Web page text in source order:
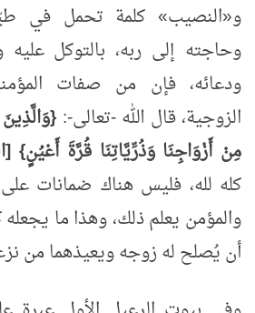
و«النصيب» كلمة تحمل في
وحاجته إلى ربه، بالتوكل عليه
ودعائه، فإن من صفات
الزوجية، قال الله -تعالى-:
مِنْ أَزْوَاجِنَا وَذُرِّيَّاتِنَا قُرَّةَ أَعْيُنٍ}
كله لله، فليس هناك ضمانات
والمؤمن يعلم ذلك، وهذا ما يجعله
أن يُصلح له زوجه ويعيذهما من